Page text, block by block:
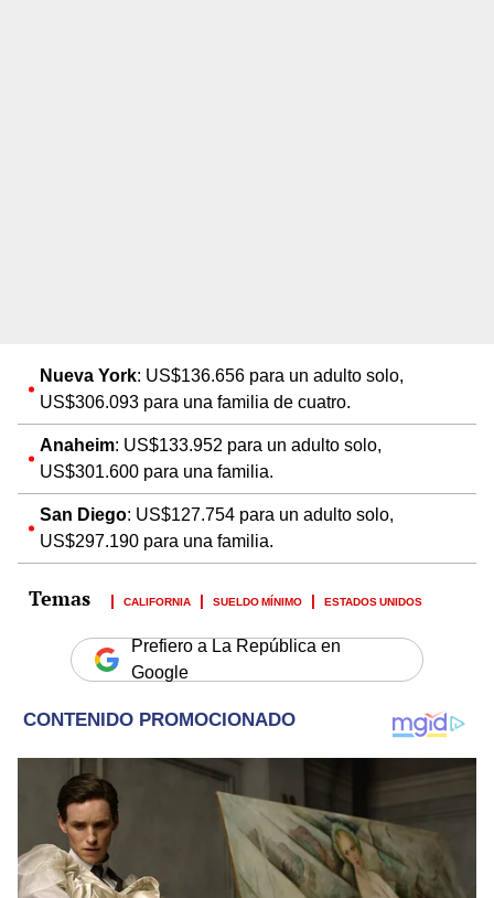
Nueva York: US$136.656 para un adulto solo,
US$306.093 para una familia de cuatro.
Anaheim: US$133.952 para un adulto solo,
US$301.600 para una familia.
San Diego: US$127.754 para un adulto solo,
US$297.190 para una familia.
CALIFORNIA SUELDO MÍNIMO ESTADOS UNIDOS
Prefiero a La República en
Google